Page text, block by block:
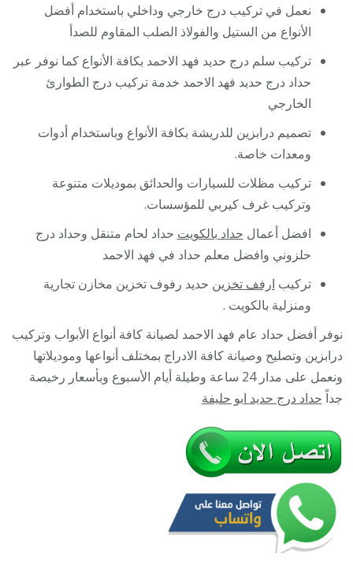
نعمل في تركيب درج خارجي وداخلي باستخدام أفضل
الأنواع من الستيل والفولاذ الصلب المقاوم للصدأ
تركيب سلم درج حديد فهد الاحمد بكافة الأنواع كما نوفر عبر
حداد درج حديد فهد الاحمد خدمة تركيب درج الطوارئ
الخارجي
تصميم درابزين للدريشة بكافة الأنواع وباستخدام أدوات
ومعدات خاصة.
تركيب مظلات للسيارات والحدائق بموديلات متنوعة
وتركيب غرف كيربي للمؤسسات.
افضل أعمال حداد بالكويت حداد لحام متنقل وحداد درج
حلزوني وافضل معلم حداد في فهد الاحمد
تركيب ارفف تخزين حديد رفوف تخزين مخازن تجارية
ومنزلية بالكويت .
نوفر أفضل حداد عام فهد الاحمد لصيانة كافة أنواع الأبواب وتركيب
درابزين وتصليح وصيانة كافة الادراج بمختلف أنواعها وموديلاتها
ونعمل على مدار 24 ساعة وطيلة أيام الأسبوع وبأسعار رخيصة
جداًحداد درج حديد ابو حليفة